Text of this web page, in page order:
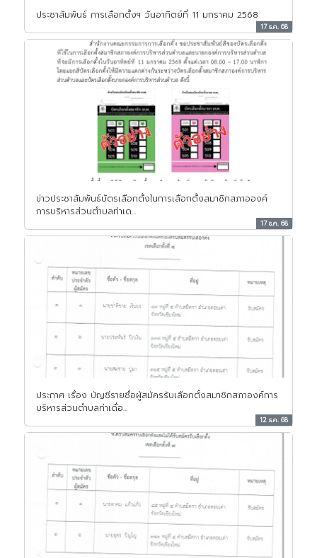
ประชาสัมพันธ์ การเลือกตั้งฯ วันอาทิตย์ที่ 11 มกราคม 2568
17 ธ.ค. 68
ข่าวประชาสัมพันธ์บัตรเลือกตั้งในการเลือกตั้งสมาชิกสภาอองค์
การบริหารส่วนตำบลท่าเด...
17 ธ.ค. 68
ประกาศ เรื่อง บัญชีรายชื่อผู้สมัครรับเลือกตั้งสมาชิกสภาองค์การ
บริหารส่วนตำบลท่าเดื่อ...
12 ธ.ค. 68